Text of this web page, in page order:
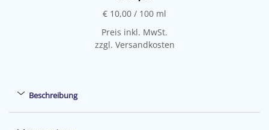
€ 10,00 / 100 ml
Preis inkl. MwSt.
zzgl. Versandkosten
Beschreibung